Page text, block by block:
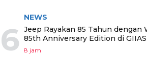
6
NEWS
Jeep Rayakan 85 Tahun dengan
85th Anniversary Edition di
8 jam